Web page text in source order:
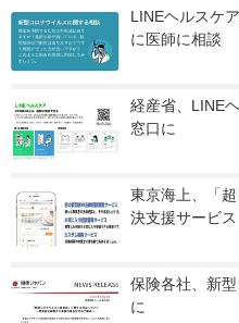
LINEヘルスケ
に医師に相談
経産省、LINE
窓口に
東京海上、「
決支援サービス
保険各社、新
に